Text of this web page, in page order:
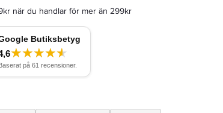
när du handlar för mer än 299kr